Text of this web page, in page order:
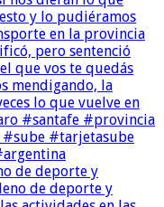
de deporte y